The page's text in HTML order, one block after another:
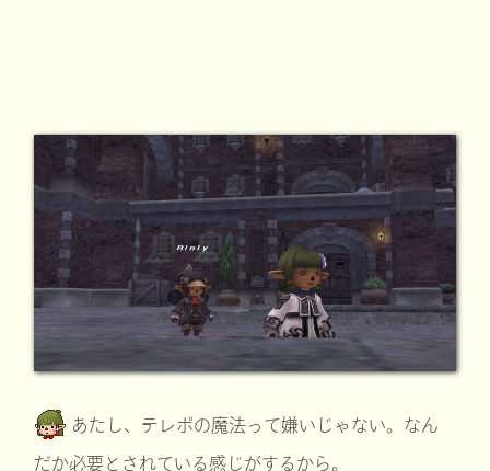
あたし、テレポの魔法って嫌いじゃない。なん
だか必要とされている感じがするから。